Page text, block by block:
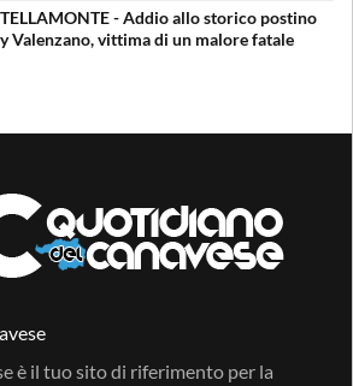
- Addio allo storico postino
Valenzano, vittima di un malore fatale
è il tuo sito di riferimento per la